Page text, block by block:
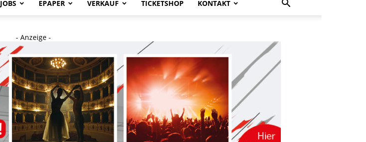
Journal
JOBS EPAPER VERKAUF TICKETSHOP KONTAKT
- Anzeige -